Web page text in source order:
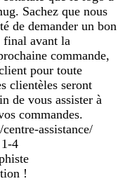
Sachez que nous
de demander un bon
avant la
commande,
pour toute
clientèles seront
de vous assister à
commandes.
assistance/
1-4
!